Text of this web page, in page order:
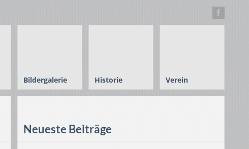
Bildergalerie Historie Verein
Neueste Beiträge